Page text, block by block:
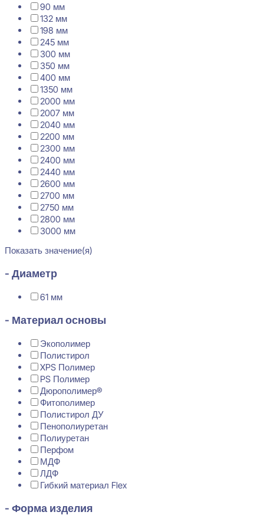
90 мм
132 мм
198 мм
245 мм
300 мм
350 мм
400 мм
1350 мм
2000 мм
2007 мм
2040 мм
2200 мм
2300 мм
2400 мм
2440 мм
2600 мм
2700 мм
2750 мм
2800 мм
3000 мм
Показать значение(я)
- Диаметр
61 мм
- Материал основы
Экополимер
Полистирол
XPS Полимер
PS Полимер
Дюрополимер®
Фитополимер
Полистирол ДУ
Пенополиуретан
Полиуретан
Перфом
МДФ
ЛДФ
Гибкий материал Flex
- Форма изделия